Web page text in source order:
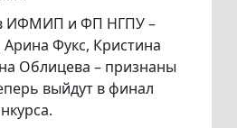
ИФМИП и ФП НГПУ –
Фукс, Кристина
Облицева – признаны
выйдут в финал